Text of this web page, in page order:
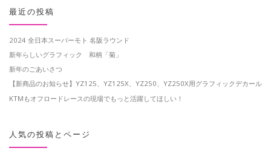
最近の投稿
2024 全日本スーパーモト 名阪ラウンド
新年らしいグラフィック 和柄「菊」
新年のごあいさつ
【新商品のお知らせ】YZ125、YZ125X、YZ250、YZ250X用グラフィックデカール
KTMもオフロードレースの現場でもっと活躍してほしい！
人気の投稿とページ